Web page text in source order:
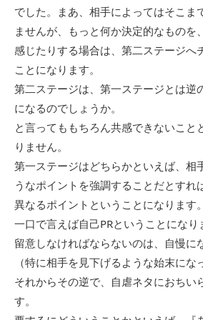
でした。まあ、相手によってはそこま
ませんが、もっと何か決定的なものを
感じたりする場合は、第二ステージへ
ことになります。
第二ステージは、第一ステージとは逆
になるのでしょうか。
と言ってももちろん共感できないこと
りません。
第一ステージはどちらかといえば、相
うなポイントを強調することだとすれ
異なるポイントということになります。
一口で言えば自己PRということになり
留意しなければならないのは、自慢に
（特に相手を見下げるような始末にな
それからその逆で、自虐ネタにおちい
す。